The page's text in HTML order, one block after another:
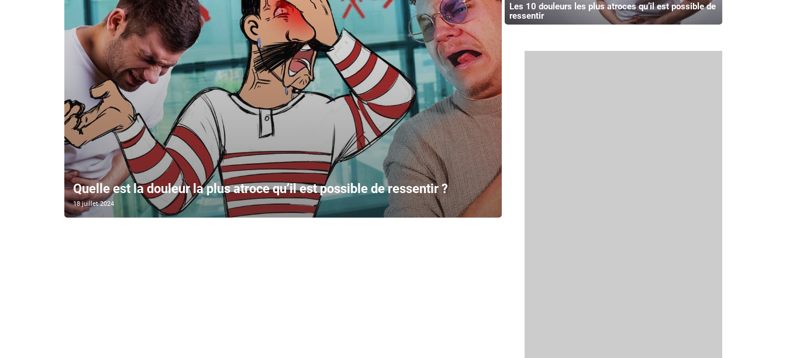
Quelle est la douleur la plus atroce qu’il est possible de ressentir ?
18 juillet 2024
Les 10 douleurs les plus atroces qu’il est possible de
ressentir